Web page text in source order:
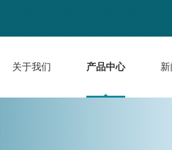
关于我们 产品中心